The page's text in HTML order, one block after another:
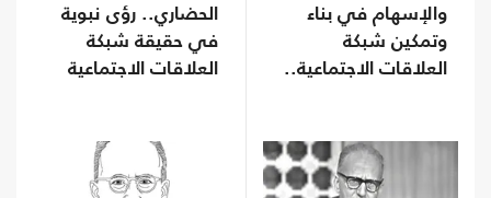
والإسهام في بناء
وتمكين شبكة
العلاقات الاجتماعية..
الحضاري.. رؤى نبوية
في حقيقة شبكة
العلاقات الاجتماعية